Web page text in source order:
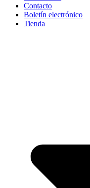
Contacto
Boletín electrónico
Tienda